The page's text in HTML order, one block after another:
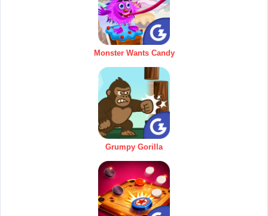
Monster Wants Candy
Grumpy Gorilla